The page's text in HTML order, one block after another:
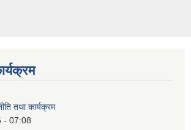
तथा कार्यक्रम
- 07:08